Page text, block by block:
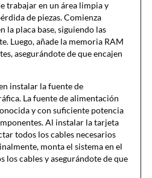
trabajar en un área limpia y
de piezas. Comienza
la placa base, siguiendo las
Luego, añade la memoria RAM
asegurándote de que encajen
instalar la fuente de
La fuente de alimentación
y con suficiente potencia
Al instalar la tarjeta
todos los cables necesarios
monta el sistema en el
los cables y asegurándote de que